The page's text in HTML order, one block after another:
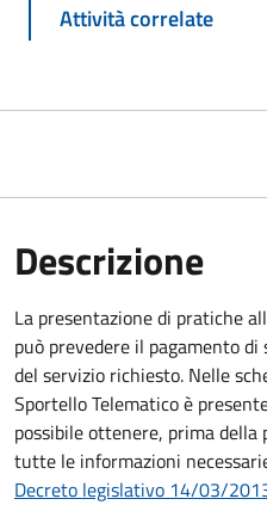
Attività correlate
Descrizione
La presentazione di pratiche
può prevedere il pagamento di
del servizio richiesto. Nelle
Sportello Telematico è
possibile ottenere, prima della
tutte le informazioni
Decreto legislativo 14/03/